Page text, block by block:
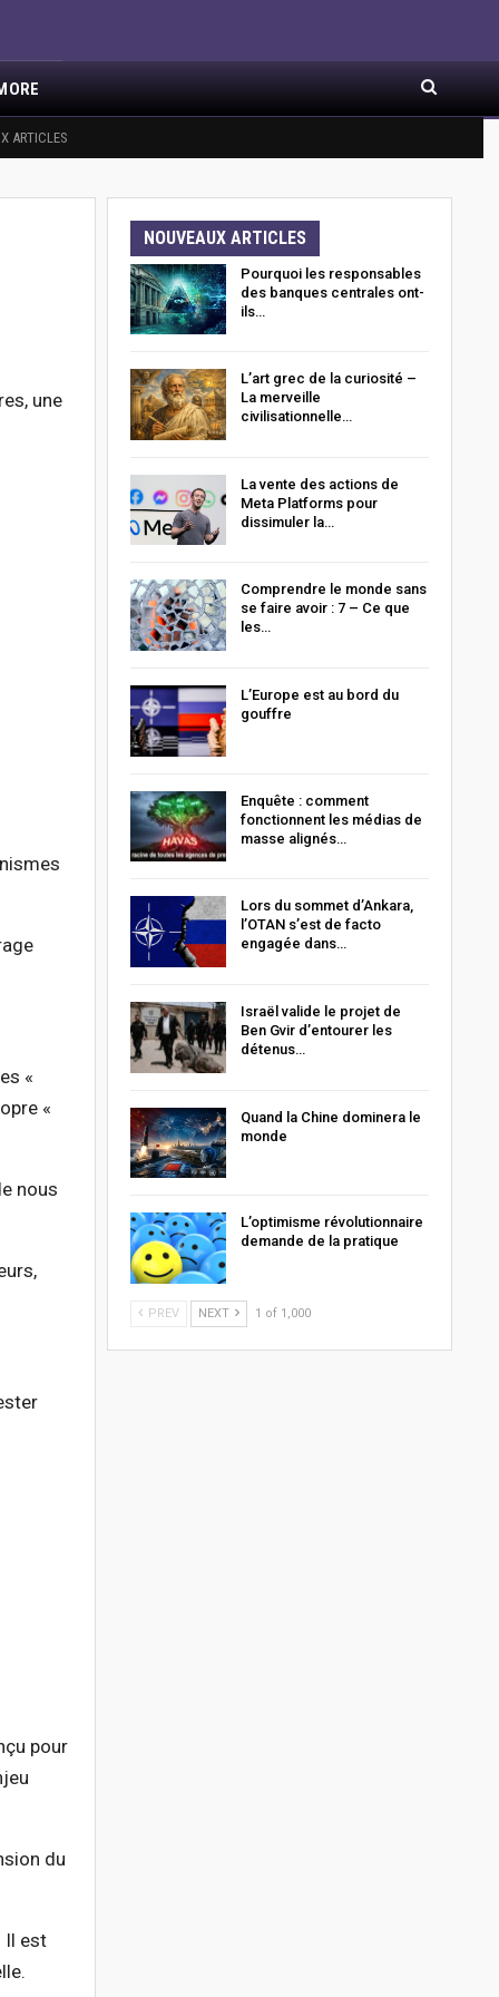
ARTICLES
une
«
«
nous
pour
du
Il est
NOUVEAUX ARTICLES
Pourquoi les responsables
des banques centrales ont-
ils…
L’art grec de la curiosité –
La merveille
civilisationnelle…
La vente des actions de
Meta Platforms pour
dissimuler la…
Comprendre le monde sans
se faire avoir : 7 – Ce que
les…
L’Europe est au bord du
gouffre
Enquête : comment
fonctionnent les médias de
masse alignés…
Lors du sommet d’Ankara,
l’OTAN s’est de facto
engagée dans…
Israël valide le projet de
Ben Gvir d’entourer les
détenus…
Quand la Chine dominera le
monde
L’optimisme révolutionnaire
demande de la pratique
PREV NEXT 1 of 1,000